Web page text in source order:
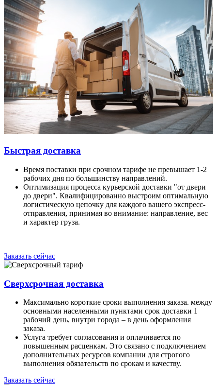
Быстрая доставка
Время поставки при срочном тарифе не превышает 1-2
рабочих дня по большинству направлений.
Оптимизация процесса курьерской доставки "от двери
до двери". Квалифицированно выстроим оптимальную
логистическую цепочку для каждого вашего экспресс-
отправления, принимая во внимание: направление, вес
и характер груза.
Заказать сейчас
Сверхсрочная доставка
Максимально короткие сроки выполнения заказа. между
основными населенными пунктами срок доставки 1
рабочий день, внутри города – в день оформления
заказа.
Услуга требует согласования и оплачивается по
повышенным расценкам. Это связано с подключением
дополнительных ресурсов компании для строгого
выполнения обязательств по срокам и качеству.
Заказать сейчас